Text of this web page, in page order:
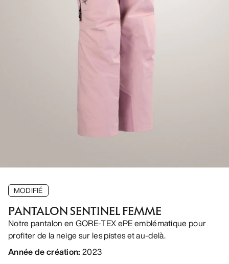
MODIFIÉ
PANTALON SENTINEL FEMME
Notre pantalon en GORE-TEX ePE emblématique pour
profiter de la neige sur les pistes et au-delà.
Année de création: 2023